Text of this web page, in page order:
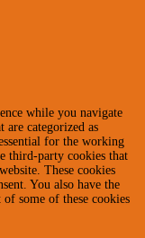
while you navigate
are categorized as
for the working
third-party cookies that
These cookies
You also have the
some of these cookies